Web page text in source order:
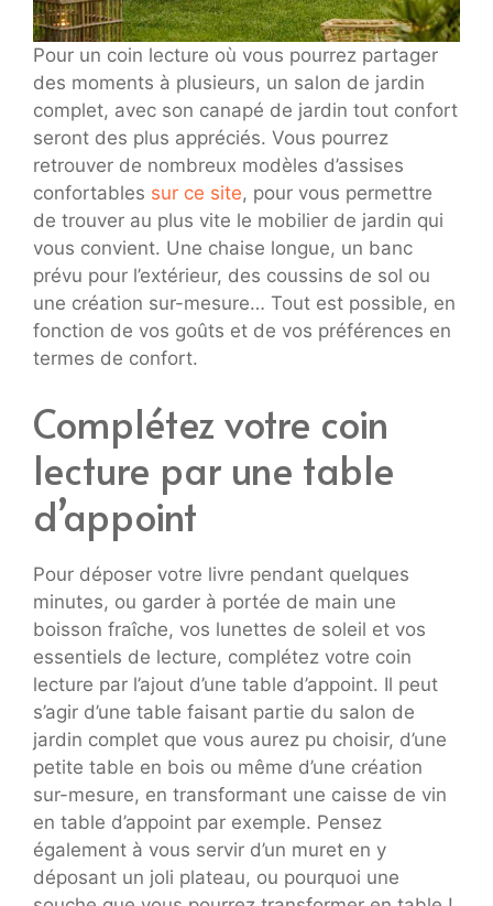
Pour un coin lecture où vous pourrez partager
des moments à plusieurs, un salon de jardin
complet, avec son canapé de jardin tout confort
seront des plus appréciés. Vous pourrez
retrouver de nombreux modèles d’assises
confortables sur ce site, pour vous permettre
de trouver au plus vite le mobilier de jardin qui
vous convient. Une chaise longue, un banc
prévu pour l’extérieur, des coussins de sol ou
une création sur-mesure… Tout est possible, en
fonction de vos goûts et de vos préférences en
termes de confort.
Complétez votre coin
lecture par une table
d’appoint
Pour déposer votre livre pendant quelques
minutes, ou garder à portée de main une
boisson fraîche, vos lunettes de soleil et vos
essentiels de lecture, complétez votre coin
lecture par l’ajout d’une table d’appoint. Il peut
s’agir d’une table faisant partie du salon de
jardin complet que vous aurez pu choisir, d’une
petite table en bois ou même d’une création
sur-mesure, en transformant une caisse de vin
en table d’appoint par exemple. Pensez
également à vous servir d’un muret en y
déposant un joli plateau, ou pourquoi une